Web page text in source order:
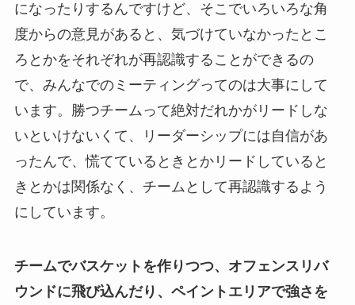
になったりするんですけど、そこでいろいろな角
度からの意見があると、気づけていなかったとこ
ろとかをそれぞれが再認識することができるの
で、みんなでのミーティングってのは大事にして
います。勝つチームって絶対だれかがリードしな
いといけないくて、リーダーシップには自信があ
ったんで、慌てているときとかリードしていると
きとかは関係なく、チームとして再認識するよう
にしています。
チームでバスケットを作りつつ、オフェンスリバ
ウンドに飛び込んだり、ペイントエリアで強さを